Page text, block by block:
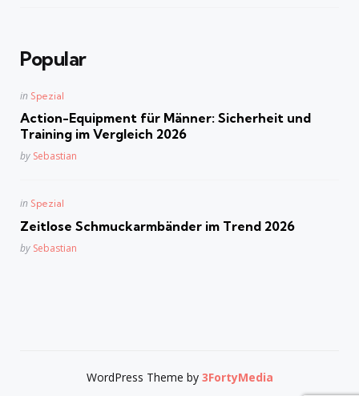
Popular
Posted
in
in Spezial
Action-Equipment für Männer: Sicherheit und
Training im Vergleich 2026
Posted
by Sebastian
Posted
in Spezial
Zeitlose Schmuckarmbänder im Trend 2026
Posted
by Sebastian
WordPress Theme by 3FortyMedia